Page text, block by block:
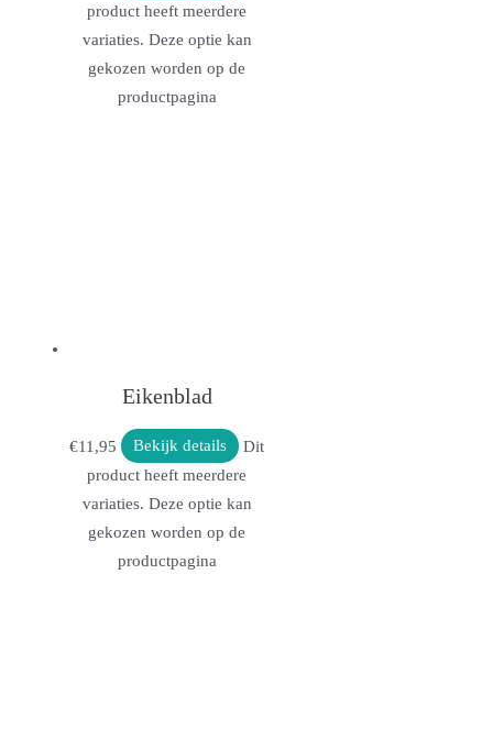
product heeft meerdere
variaties. Deze optie kan
gekozen worden op de
productpagina
Eikenblad
€11,95 Bekijk details
Dit
product heeft meerdere
variaties. Deze optie kan
gekozen worden op de
productpagina